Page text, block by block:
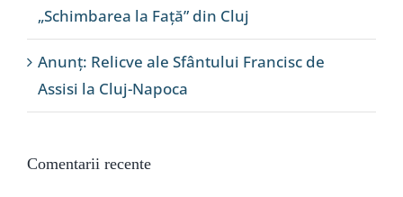
„Schimbarea la Față” din Cluj
Anunț: Relicve ale Sfântului Francisc de
Assisi la Cluj-Napoca
Comentarii recente